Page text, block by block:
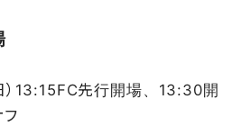
）13:15FC先行開場、13:30開